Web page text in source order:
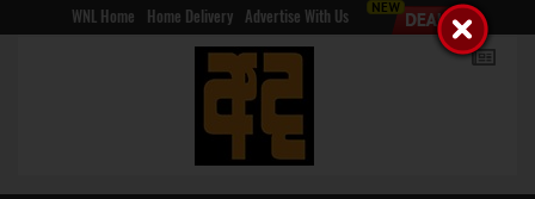
WNL Home Home Delivery Advertise With Us